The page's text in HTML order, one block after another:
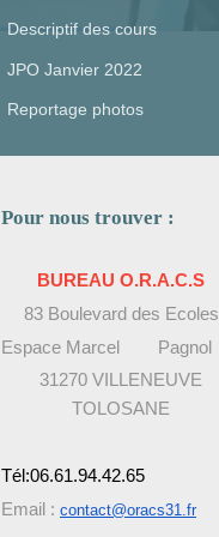
Descriptif des cours
JPO Janvier 2022
Reportage photos
Pour nous trouver :
BUREAU O.R.A.C.S
83 Boulevard des Ecoles
Espace Marcel Pagnol
31270 VILLENEUVE
TOLOSANE
Tél:06.61.94.42.65
Email : contact@oracs31.fr